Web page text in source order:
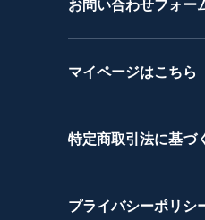
お問い合わせフォー
マイページはこちら
特定商取引法に基づ
プライバシーポリシ